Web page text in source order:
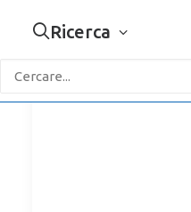
Ricerca
News
La tutela degli